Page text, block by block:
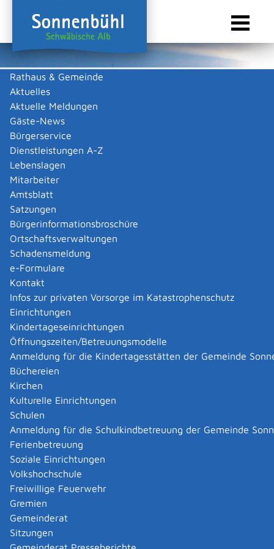
Rathaus & Gemeinde
Aktuelles
Aktuelle Meldungen
Gäste-News
Bürgerservice
Dienstleistungen A-Z
Lebenslagen
Mitarbeiter
Amtsblatt
Satzungen
Bürgerinformationsbroschüre
Ortschaftsverwaltungen
Schadensmeldung
e-Formulare
Kontakt
Infos zur privaten Vorsorge im Katastrophenschutz
Einrichtungen
Kindertageseinrichtungen
Öffnungszeiten/Betreuungsmodelle
Anmeldung für die Kindertagesstätten der Gemeinde
Büchereien
Kirchen
Kulturelle Einrichtungen
Schulen
Anmeldung für die Schulkindbetreuung der Gemeinde
Ferienbetreuung
Soziale Einrichtungen
Volkshochschule
Freiwillige Feuerwehr
Gremien
Gemeinderat
Sitzungen
Sie sind hier:
Vereine
Keine Daten vorhanden
Zurück zur Suche
Zurück zur Suche
||